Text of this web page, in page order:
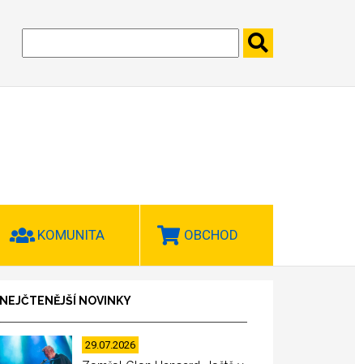
KOMUNITA OBCHOD
NEJČTENĚJŠÍ NOVINKY
29.07.2026